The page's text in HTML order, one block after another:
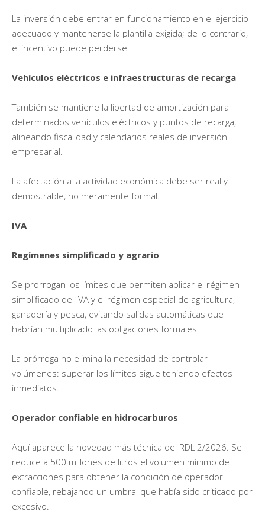
La inversión debe entrar en funcionamiento en el ejercicio
adecuado y mantenerse la plantilla exigida; de lo contrario,
el incentivo puede perderse.
Vehículos eléctricos e infraestructuras de recarga
También se mantiene la libertad de amortización para
determinados vehículos eléctricos y puntos de recarga,
alineando fiscalidad y calendarios reales de inversión
empresarial.
La afectación a la actividad económica debe ser real y
demostrable, no meramente formal.
IVA
Regímenes simplificado y agrario
Se prorrogan los límites que permiten aplicar el régimen
simplificado del IVA y el régimen especial de agricultura,
ganadería y pesca, evitando salidas automáticas que
habrían multiplicado las obligaciones formales.
La prórroga no elimina la necesidad de controlar
volúmenes: superar los límites sigue teniendo efectos
inmediatos.
Operador confiable en hidrocarburos
Aquí aparece la novedad más técnica del RDL 2/2026. Se
reduce a 500 millones de litros el volumen mínimo de
extracciones para obtener la condición de operador
confiable, rebajando un umbral que había sido criticado por
excesivo.